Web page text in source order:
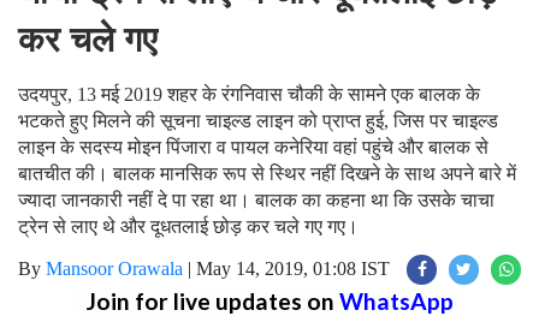
कर चले गए
उदयपुर, 13 मई 2019 शहर के रंगनिवास चौकी के सामने एक बालक के
भटकते हुए मिलने की सूचना चाइल्ड लाइन को प्राप्त हुई, जिस पर चाइल्ड
लाइन के सदस्य मोइन पिंजारा व पायल कनेरिया वहां पहुंचे और बालक से
बातचीत की। बालक मानसिक रूप से स्थिर नहीं दिखने के साथ अपने बारे में
ज्यादा जानकारी नहीं दे पा रहा था। बालक का कहना था कि उसके चाचा
ट्रेन से लाए थे और दूधतलाई छोड़ कर चले गए गए।
By Mansoor Orawala | May 14, 2019, 01:08 IST
Join for live updates on WhatsApp